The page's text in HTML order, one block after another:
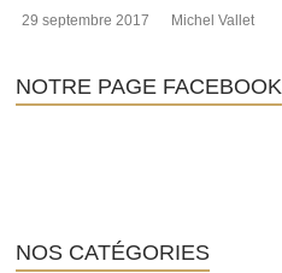
29 septembre 2017 Michel Vallet
NOTRE PAGE FACEBOOK
NOS CATÉGORIES